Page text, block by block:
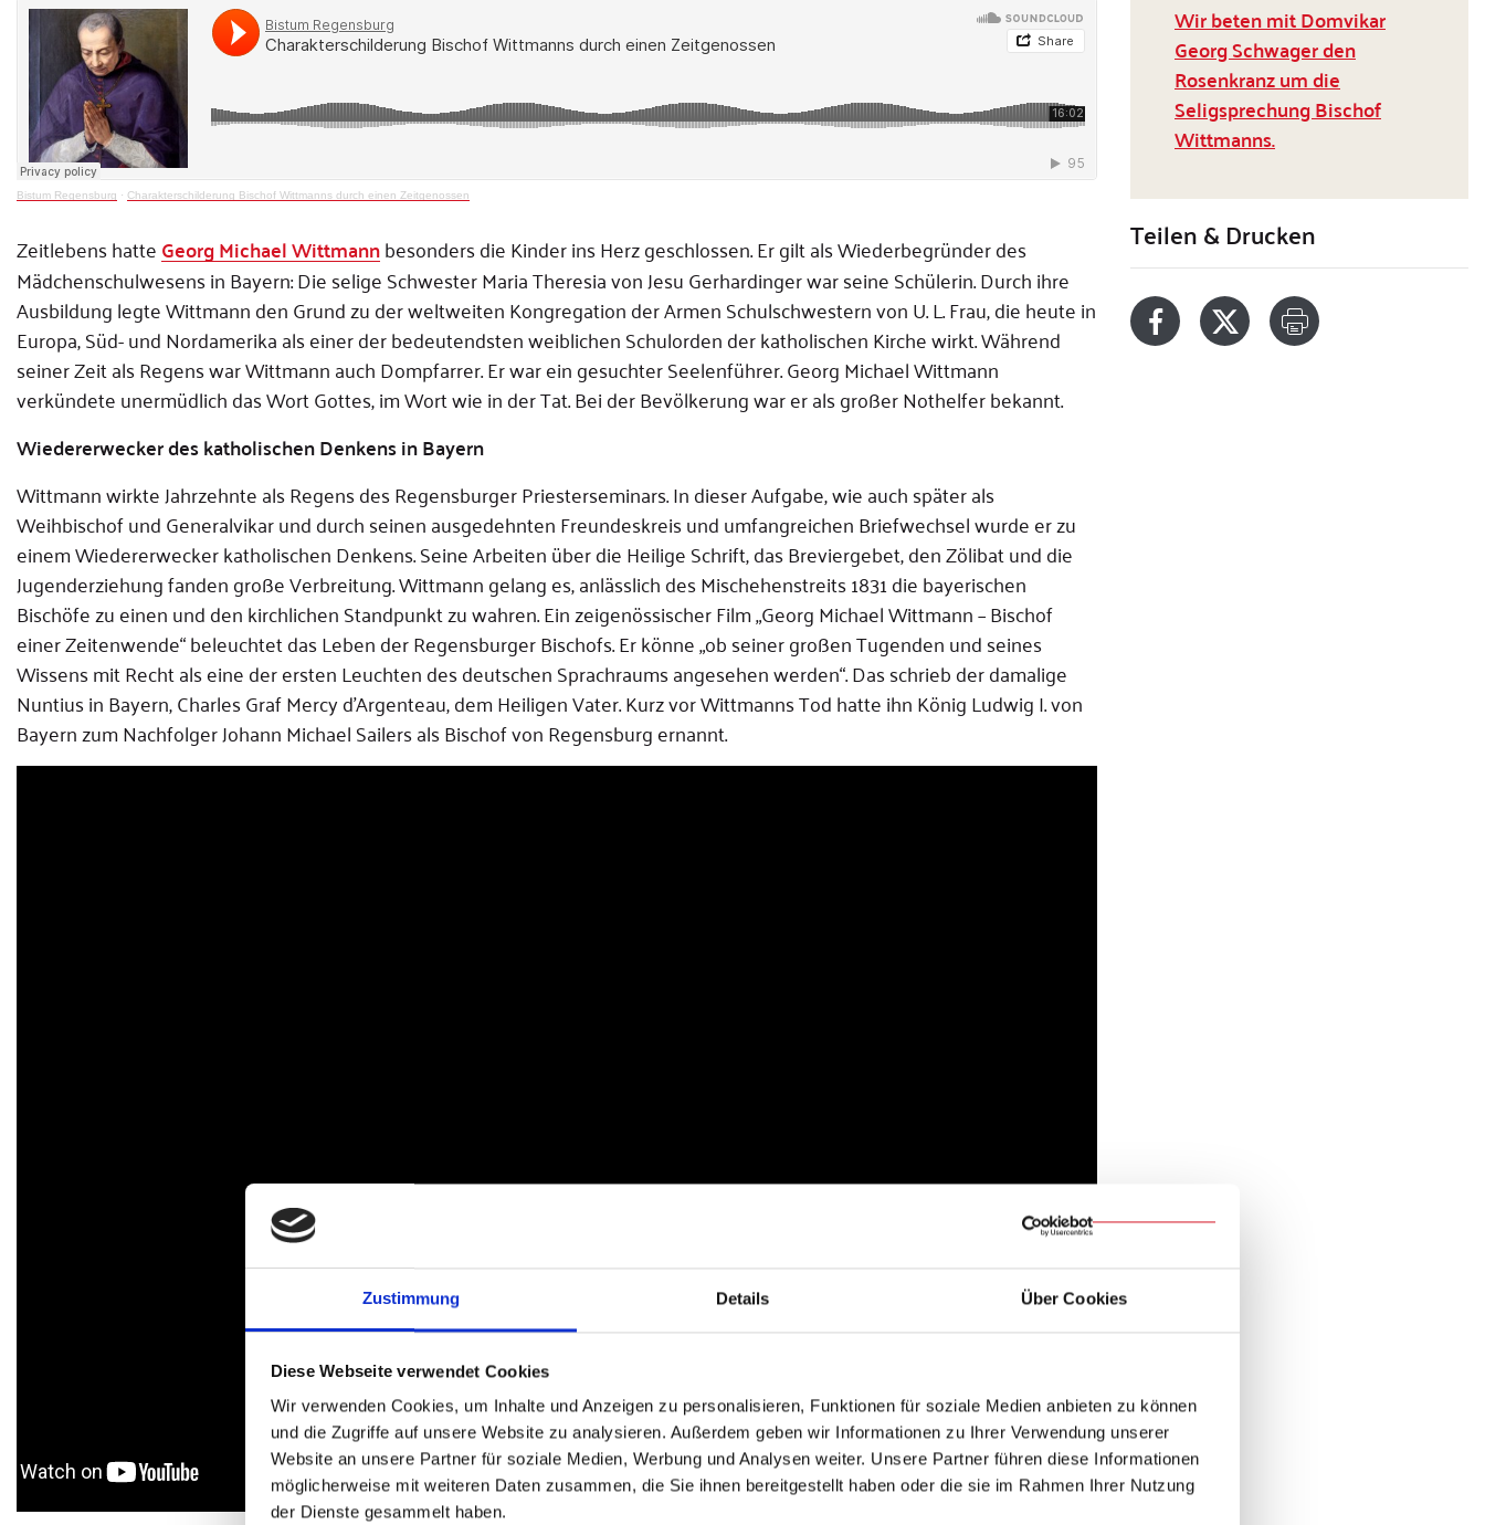
Zustimmung Details Über Cookies
Diese Webseite verwendet Cookies
Wir verwenden Cookies, um Inhalte und Anzeigen zu personalisieren, Funktionen für soziale Medien anbieten zu können
und die Zugriffe auf unsere Website zu analysieren. Außerdem geben wir Informationen zu Ihrer Verwendung unserer
Website an unsere Partner für soziale Medien, Werbung und Analysen weiter. Unsere Partner führen diese Informationen
möglicherweise mit weiteren Daten zusammen, die Sie ihnen bereitgestellt haben oder die sie im Rahmen Ihrer Nutzung
der Dienste gesammelt haben.
Bistum Regensburg · Charakterschilderung Bischof Wittmanns durch einen Zeitgenossen
Zeitlebens hatteGeorg Michael Wittmannbesonders die Kinder ins Herz geschlossen. Er gilt als Wiederbegründer des
Mädchenschulwesens in Bayern: Die selige Schwester Maria Theresia von Jesu Gerhardinger war seine Schülerin. Durch ihre
Ausbildung legte Wittmann den Grund zu der weltweiten Kongregation der Armen Schulschwestern von U. L. Frau, die heute in
Europa, Süd- und Nordamerika als einer der bedeutendsten weiblichen Schulorden der katholischen Kirche wirkt. Während
seiner Zeit als Regens war Wittmann auch Dompfarrer. Er war ein gesuchter Seelenführer. Georg Michael Wittmann
verkündete unermüdlich das Wort Gottes, im Wort wie in der Tat. Bei der Bevölkerung war er als großer Nothelfer bekannt.
Wiedererwecker des katholischen Denkens in Bayern
Wittmann wirkte Jahrzehnte als Regens des Regensburger Priesterseminars. In dieser Aufgabe, wie auch später als
Weihbischof und Generalvikar und durch seinen ausgedehnten Freundeskreis und umfangreichen Briefwechsel wurde er zu
einem Wiedererwecker katholischen Denkens. Seine Arbeiten über die Heilige Schrift, das Breviergebet, den Zölibat und die
Jugenderziehung fanden große Verbreitung. Wittmann gelang es, anlässlich des Mischehenstreits 1831 die bayerischen
Bischöfe zu einen und den kirchlichen Standpunkt zu wahren. Ein zeigenössischer Film „Georg Michael Wittmann – Bischof
einer Zeitenwende“ beleuchtet das Leben der Regensburger Bischofs. Er könne „ob seiner großen Tugenden und seines
Wissens mit Recht als eine der ersten Leuchten des deutschen Sprachraums angesehen werden“. Das schrieb der damalige
Nuntius in Bayern, Charles Graf Mercy d'Argenteau, dem Heiligen Vater. Kurz vor Wittmanns Tod hatte ihn König Ludwig I. von
Bayern zum Nachfolger Johann Michael Sailers als Bischof von Regensburg ernannt.
Wir beten mit Domvikar
Georg Schwager den
Rosenkranz um die
Seligsprechung Bischof
Wittmanns.
Teilen & Drucken